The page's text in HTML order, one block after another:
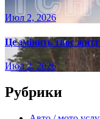
Июл 2, 2026
Це змінить твоє
Июл 2, 2026
Рубрики